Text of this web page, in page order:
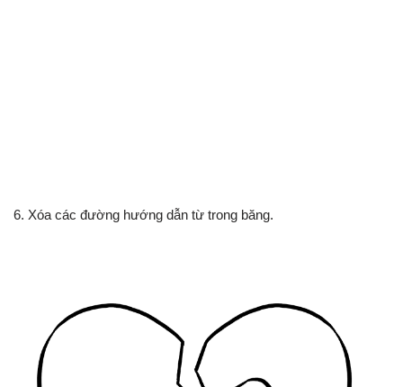
6. Xóa các đường hướng dẫn từ trong băng.